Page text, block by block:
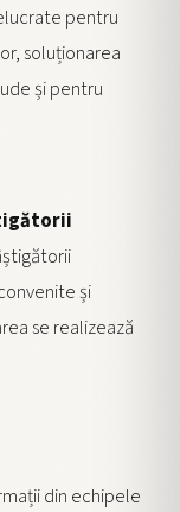
pentru
soluționarea
și pentru
și
se realizează
din echipele